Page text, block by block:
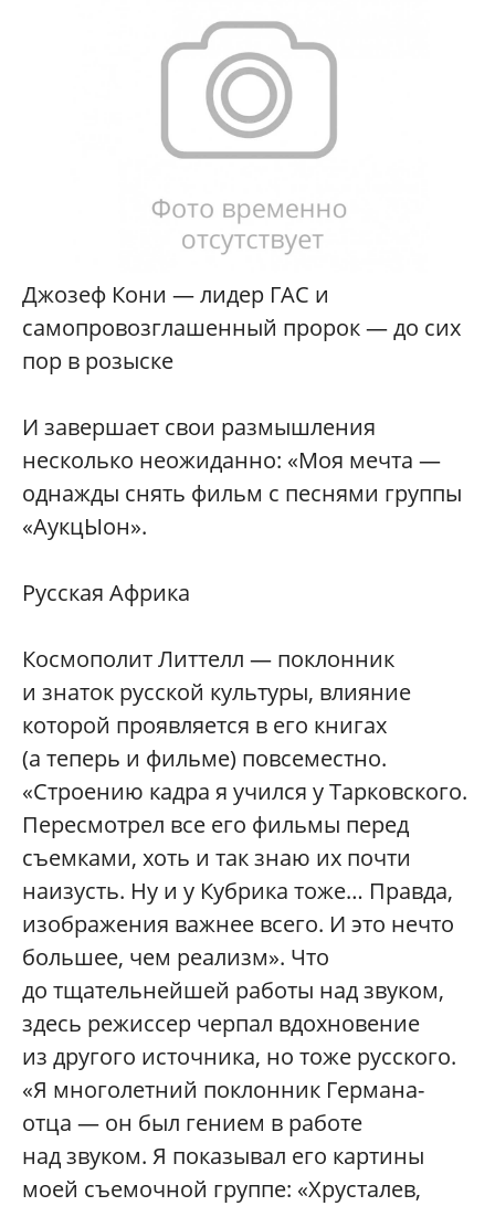
Джозеф Кони — лидер ГАС и
самопровозглашенный пророк — до сих
пор в розыске
И завершает свои размышления
несколько неожиданно: «Моя мечта —
однажды снять фильм с песнями группы
«АукцЫон».
Русская Африка
Космополит Литтелл — поклонник
и знаток русской культуры, влияние
которой проявляется в его книгах
(а теперь и фильме) повсеместно.
«Строению кадра я учился у Тарковского.
Пересмотрел все его фильмы перед
съемками, хоть и так знаю их почти
наизусть. Ну и у Кубрика тоже… Правда,
изображения важнее всего. И это нечто
большее, чем реализм». Что
до тщательнейшей работы над звуком,
здесь режиссер черпал вдохновение
из другого источника, но тоже русского.
«Я многолетний поклонник Германа-
отца — он был гением в работе
над звуком. Я показывал его картины
моей съемочной группе: «Хрусталев,